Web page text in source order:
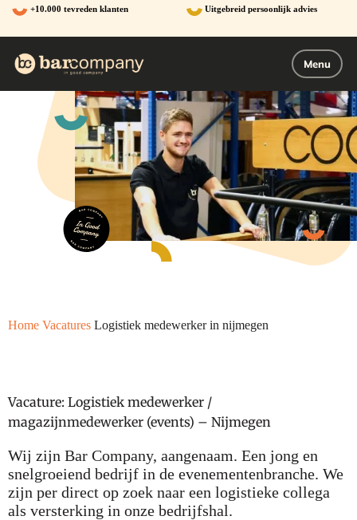
Ga
naar
de
Menu
+10.000 tevreden klanten Uitgebreid persoonlijk advies
Home Vacatures Logistiek medewerker in nijmegen
Vacature: Logistiek medewerker /
magazijnmedewerker (events) – Nijmegen
Wij zijn Bar Company, aangenaam. Een jong en
snelgroeiend bedrijf in de evenementenbranche. We
zijn per direct op zoek naar een logistieke collega
als versterking in onze bedrijfshal.